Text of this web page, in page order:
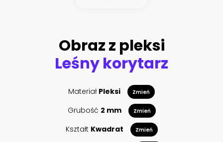
Obraz z pleksi
Leśny korytarz
Materiał Pleksi Zmień
Grubość 2 mm Zmień
Kształt Kwadrat Zmień